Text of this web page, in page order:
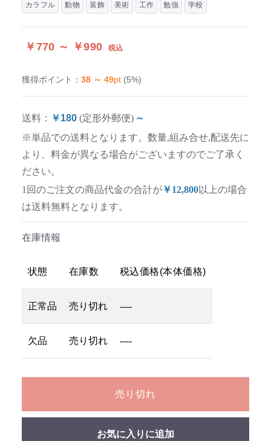
カラフル 動物 装飾 美術 工作 勉強 学校
￥770 ～ ￥990 税込
獲得ポイント： 38 ～ 49pt (5%)
送料： ￥180 (定形外郵便) ～
※単品での送料となります。数量,組み合せ,配送先に
より、料金が異なる場合がございますのでご了承く
ださい。
1回のご注文の商品代金の合計が￥12,800以上の場合
は送料無料となります。
在庫情報
状態 在庫数 税込価格(本体価格)
正常品 売り切れ ----
欠品 売り切れ ----
売り切れ
お気に入りに追加